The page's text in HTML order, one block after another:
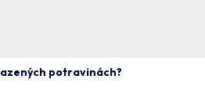
potravinách?